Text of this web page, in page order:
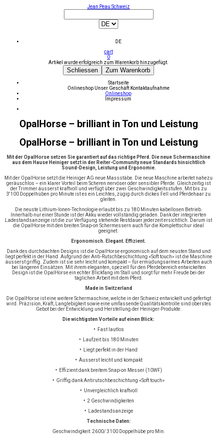
Jean Peau Schweiz
DE
cart
0
Artikel wurde erfolgreich zum Warenkorb hinzugefügt.
Schliessen Zum Warenkorb
Startseite
Onlineshop Unser Geschäft Kontaktaufnahme
Onlineshop
Impressum
OpalHorse – brilliant in Ton und Leistung
OpalHorse – brilliant in Ton und Leistung
Mit der OpalHorse setzen Sie garantiert auf das richtige Pferd. Die neue Schermaschine
aus dem Hause Heiniger setzt in der Reiter-Community neue Standards hinsichtlich
Sound-Design, Leistung und Ergonomie.
Mit der OpalHorse setzt die Heiniger AG neue Massstäbe. Die neue Maschine arbeitet nahezu
geräuschlos – ein klarer Vorteil beim Scheren nervöser oder sensibler Pferde. Gleichzeitig ist
der Trimmer äusserst kraftvoll und verfügt über zwei Geschwindigkeitsstufen. Mit bis zu
3'100 Doppelhüben pro Minute ist es ein Leichtes, zügig durch dickes Fell und Pferdehaar zu
gleiten.
Die neuste Lithium-Ionen-Technologie erlaubt bis zu 180 Minuten kabellosen Betrieb.
Innerhalb nur einer Stunde ist der Akku wieder vollständig geladen. Dank der integrierten
Ladestandsanzeige ist die zur Verfügung stehende Restdauer jederzeit ersichtlich. Darum ist
die OpalHorse mit den breiten Snap-on Schermessern auch für die Komplettschur ideal
geeignet.
Ergonomisch. Elegant. Effizient.
Dank des durchdachten Designs ist die OpalHorse ergonomisch auf dem neusten Stand und
liegt perfekt in der Hand. Aufgrund der Anti-Rutschbeschichtung «Soft touch» ist die Maschine
äusserst griffig. Zudem ist sie sehr leicht und kompakt – für ermüdungsarmes Arbeiten auch
bei längeren Einsätzen. Mit ihrem eleganten, speziell für den Pferdebereich entwickelten
Design ist die OpalHorse ein echter Blickfang im Stall und sorgt für mehr Freude bei der
täglichen Arbeit mit dem Pferd.
Made in Switzerland
Die OpalHorse ist eine weitere Schermaschine, welche in der Schweiz entwickelt und gefertigt
wird. Präzision, Kraft, Langlebigkeit sowie eine umfassende Qualitätskontrolle sind oberstes
Gebot bei der Entwicklung und Herstellung der Heiniger-Produkte.
Die wichtigsten Vorteile auf einen Blick:
• Fast lautlos
•
Laufzeit bis 180 Minuten
•
Liegt perfekt in der Hand
• Äusserst leicht und kompakt
• Effizient dank breitem Snap-on Messer (10WF)
• Griffig dank Antirutschbeschichtung «Soft touch»
• Unvergleichlich kraftvoll
• 2 Geschwindigkeiten
•
Ladestandsanzeige
Technische Daten:
Geschwindigkeit: 2600/ 3100 Doppelhübe pro Min.